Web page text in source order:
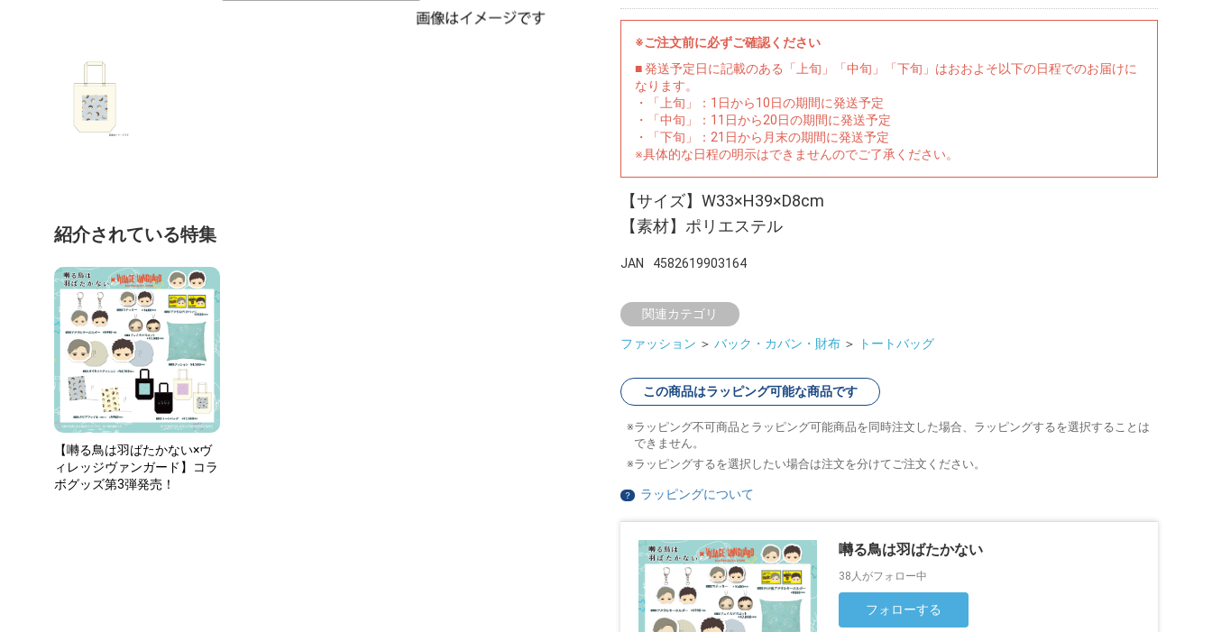
※ご注文前に必ずご確認ください
■ 発送予定日に記載のある「上旬」「中旬」「下旬」はおおよそ以下の日程でのお届けに
なります。
・「上旬」：1日から10日の期間に発送予定
・「中旬」：11日から20日の期間に発送予定
・「下旬」：21日から月末の期間に発送予定
※具体的な日程の明示はできませんのでご了承ください。
【サイズ】W33×H39×D8cm
【素材】ポリエステル
JAN 4582619903164
関連カテゴリ
ファッション ＞ バック・カバン・財布 ＞ トートバッグ
この商品はラッピング可能な商品です
ラッピング不可商品とラッピング可能商品を同時注文した場合、ラッピングするを選択することは
できません。
ラッピングするを選択したい場合は注文を分けてご注文ください。
？ ラッピングについて
囀る鳥は羽ばたかない
38人がフォロー中
フォローする
紹介されている特集
【囀る鳥は羽ばたかない×ヴ
ィレッジヴァンガード】コラ
ボグッズ第3弾発売！